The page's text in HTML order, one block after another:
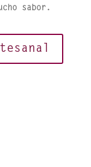
sabor.